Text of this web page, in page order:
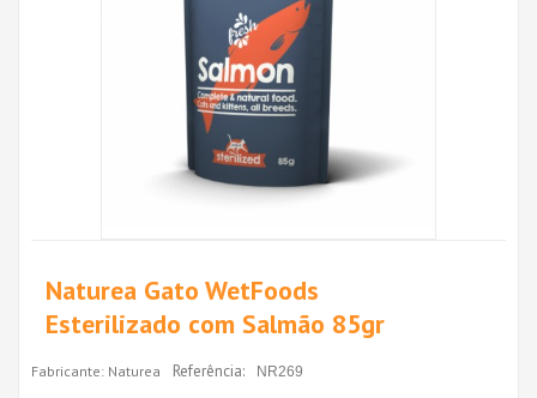
Naturea Gato WetFoods
Esterilizado com Salmão 85gr
Fabricante: Naturea Referência: NR269